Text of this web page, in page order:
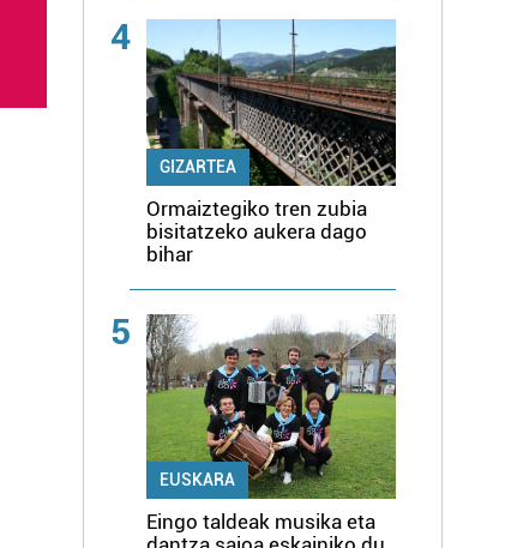
4
GIZARTEA
Ormaiztegiko tren zubia
bisitatzeko aukera dago
bihar
5
EUSKARA
Eingo taldeak musika eta